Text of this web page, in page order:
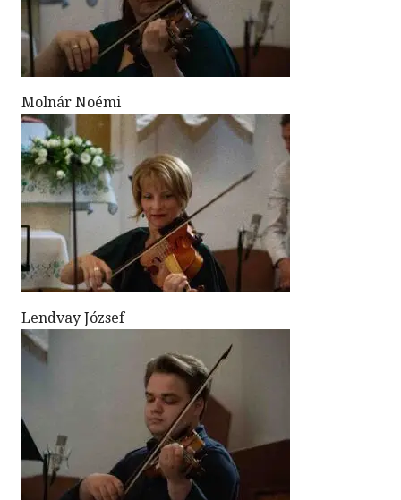
Molnár Noémi
Lendvay József